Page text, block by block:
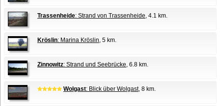
Trassenheide: Strand von Trassenheide, 4.1 km.
Kröslin: Marina Kröslin, 5 km.
Zinnowitz: Strand und Seebrücke, 6.8 km.
Wolgast: Blick über Wolgast, 8 km.